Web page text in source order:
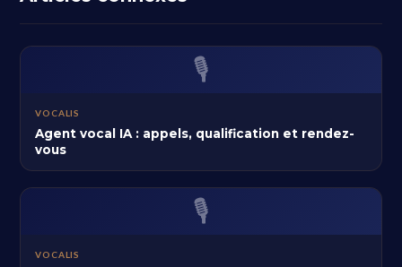
🎙️
VOCALIS
Agent vocal IA : appels, qualification et rendez-
vous
🎙️
VOCALIS